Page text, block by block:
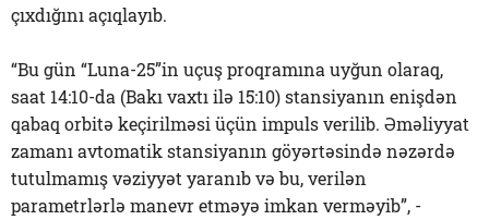
çıxdığını açıqlayıb.
“Bu gün “Luna-25”in uçuş proqramına uyğun olaraq,
saat 14:10-da (Bakı vaxtı ilə 15:10) stansiyanın enişdən
qabaq orbitə keçirilməsi üçün impuls verilib. Əməliyyat
zamanı avtomatik stansiyanın göyərtəsində nəzərdə
tutulmamış vəziyyət yaranıb və bu, verilən
parametrlərlə manevr etməyə imkan verməyib”, -